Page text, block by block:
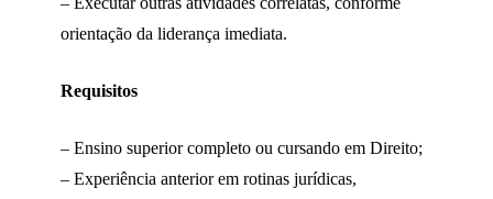
orientação da liderança imediata.
Requisitos
– Ensino superior completo ou cursando em Direito;
– Experiência anterior em rotinas jurídicas,